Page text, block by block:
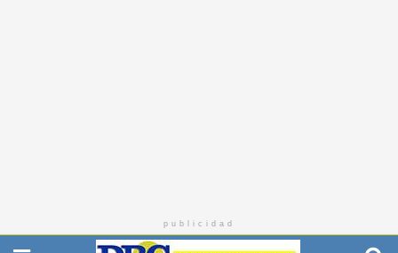
publicidad